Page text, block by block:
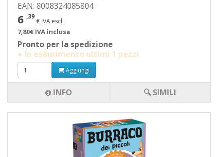
EAN: 8008324085804
6 ,39
€ IVA escl.
7,80€ IVA inclusa
Pronto per la spedizione
● In esaurimento ultimi 1 pezzi
Aggiungi
INFO 🔍 SIMILI